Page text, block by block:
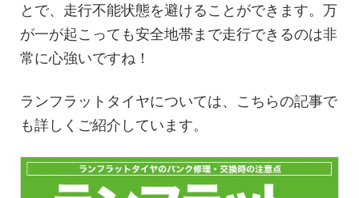
とで、走行不能状態を避けることができます。万
が一が起こっても安全地帯まで走行できるのは非
常に心強いですね！
ランフラットタイヤについては、こちらの記事で
も詳しくご紹介しています。